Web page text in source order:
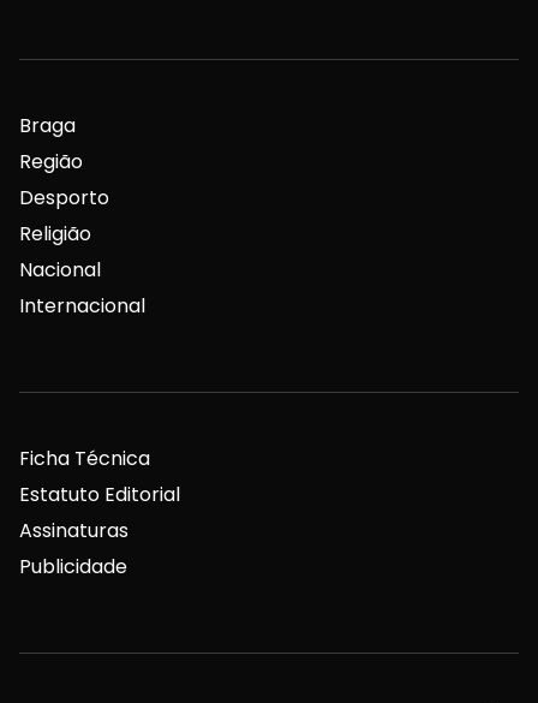
Braga
Região
Desporto
Religião
Nacional
Internacional
Ficha Técnica
Estatuto Editorial
Assinaturas
Publicidade